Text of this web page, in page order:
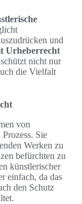
und
Urheberrecht
nicht nur
die Vielfalt
von
Sie
Werken zu
befürchten zu
künstlerischer
einfach, da das
den Schutz